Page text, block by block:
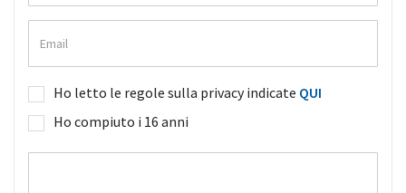
Ho letto le regole sulla privacy indicate QUI
Ho compiuto i 16 anni